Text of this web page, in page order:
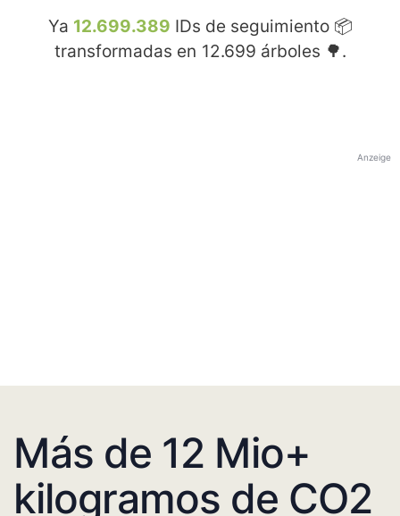
Ya 12.699.389 IDs de seguimiento 📦
transformadas en 12.699 árboles 🌳.
Anzeige
Más de 12 Mio+
kilogramos de CO2